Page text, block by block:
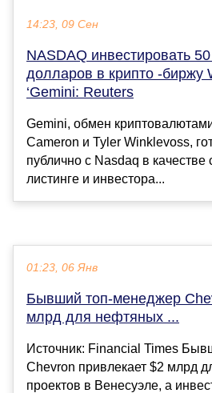
14:23, 09 Сен
NASDAQ инвестировать
долларов в крипто -биржу
‘Gemini: Reuters
Gemini, обмен
Cameron и Tyler Winklevoss,
публично с Nasdaq в качестве
листинге и инвестора...
01:23, 06 Янв
Бывший топ-менеджер
млрд для нефтяных ...
Источник: Financial Times
Chevron привлекает $2 млрд
проектов в Венесуэле, а